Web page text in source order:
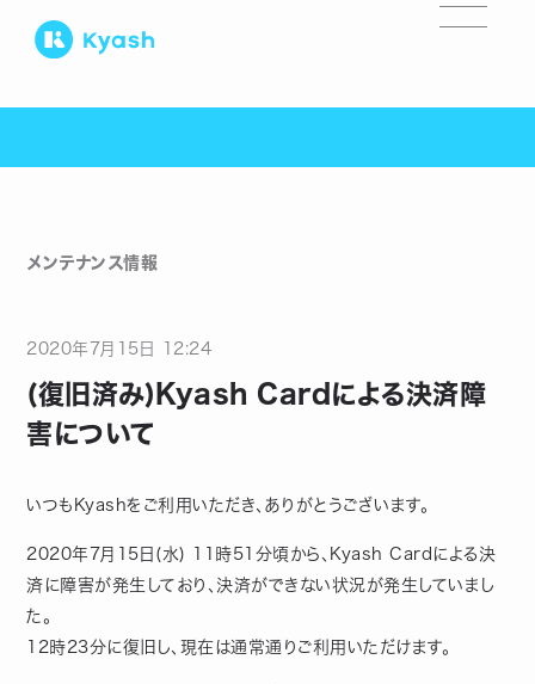
メンテナンス情報
2020年 7月 15 日 12:24
(復旧済み)Kyash Cardによる決済障
害について
いつもKyashをご利用いただき、ありがとうございます。
2020年7月15日(水) 11時51分頃から、Kyash Cardによる決
済に障害が発生しており、決済ができない状況が発生していまし
た。
12時23分に復旧し、現在は通常通りご利用いただけます。